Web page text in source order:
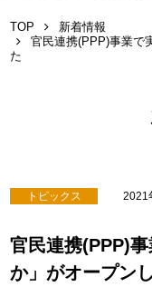
TOP
新着情報
官民連携(PPP)事業で
た
トピックス 2021
官民連携(PPP)
か」がオープン